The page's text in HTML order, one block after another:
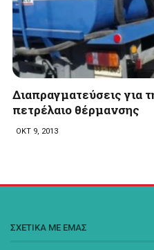
Διαπραγματεύσεις για
πετρέλαιο θέρμανσης
ΟΚΤ 9, 2013
ΣΧΕΤΙΚΑ ΜΕ ΕΜΑΣ